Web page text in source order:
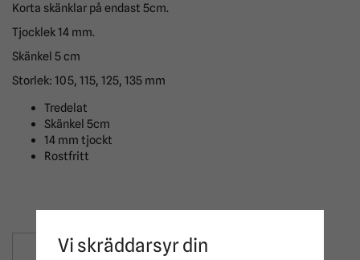
Korta skänklar på endast 5cm.
Tjocklek 14 mm.
Skänkel 5 cm
Storlek: 105, 115, 125, 135 mm
Tredelat
Skänkel 5cm
14 mm tjockt
Rostfritt
Spara som favorit
Vi skräddarsyr din